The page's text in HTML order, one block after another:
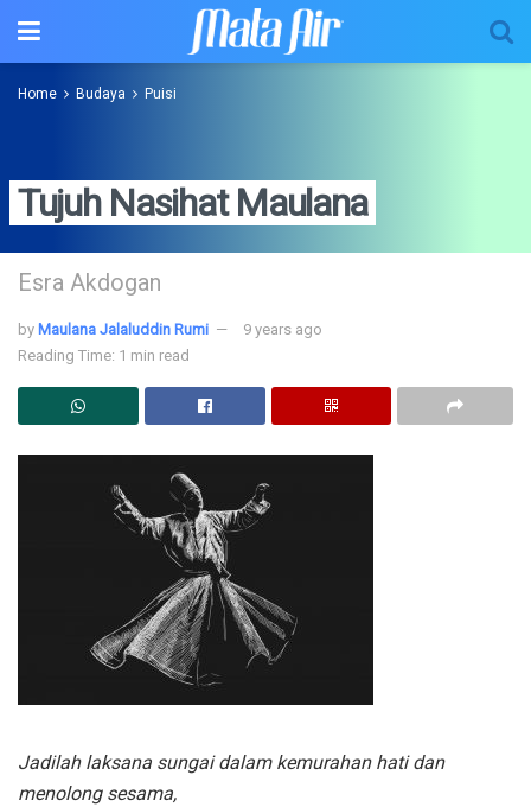
Home Budaya Puisi
Tujuh Nasihat Maulana
Esra Akdogan
by Maulana Jalaluddin Rumi
9 years ago
Reading Time: 1 min read
Jadilah laksana sungai dalam kemurahan hati dan
menolong sesama,